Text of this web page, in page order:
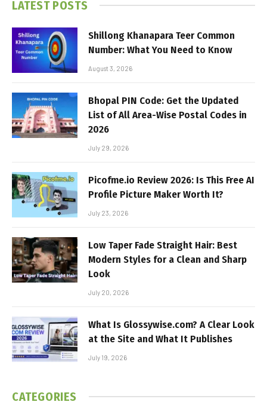
LATEST POSTS
Shillong Khanapara Teer Common
Number: What You Need to Know
August 3, 2026
Bhopal PIN Code: Get the Updated
List of All Area-Wise Postal Codes in
2026
July 29, 2026
Picofme.io Review 2026: Is This Free AI
Profile Picture Maker Worth It?
July 23, 2026
Low Taper Fade Straight Hair: Best
Modern Styles for a Clean and Sharp
Look
July 20, 2026
What Is Glossywise.com? A Clear Look
at the Site and What It Publishes
July 19, 2026
CATEGORIES